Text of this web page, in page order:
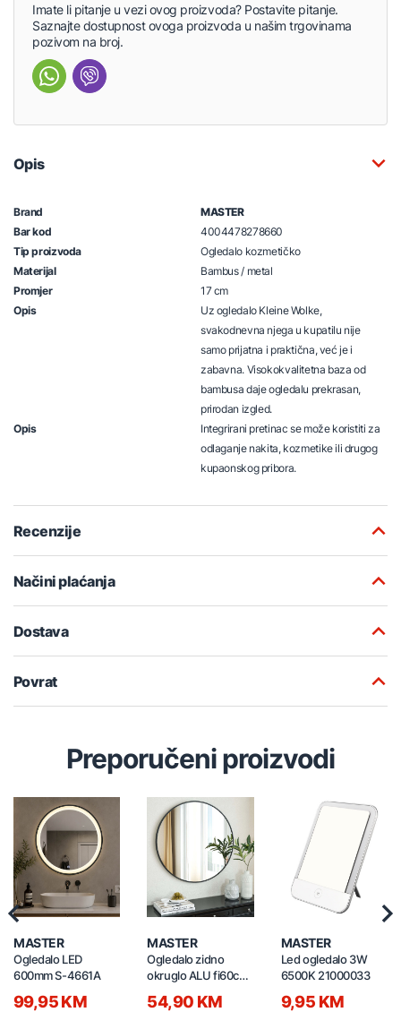
Imate li pitanje u vezi ovog proizvoda? Postavite pitanje.
Saznajte dostupnost ovoga proizvoda u našim trgovinama
pozivom na broj.
Opis
Brand
MASTER
Bar kod
4004478278660
Tip proizvoda
Ogledalo kozmetičko
Materijal
Bambus / metal
Promjer
17 cm
Opis
Uz ogledalo Kleine Wolke,
svakodnevna njega u kupatilu nije
samo prijatna i praktična, već je i
zabavna. Visokokvalitetna baza od
bambusa daje ogledalu prekrasan,
prirodan izgled.
Opis
Integrirani pretinac se može koristiti za
odlaganje nakita, kozmetike ili drugog
kupaonskog pribora.
Recenzije
Načini plaćanja
Dostava
Povrat
Preporučeni proizvodi
MASTER
Ogledalo LED
600mm S-4661A
99,95 KM
MASTER
Ogledalo zidno
okruglo ALU fi60cm
54,90 KM
MASTER
Led ogledalo 3W
6500K 21000033
9,95 KM